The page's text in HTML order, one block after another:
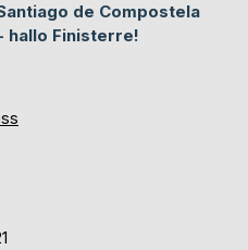
de Compostela
hallo Finisterre!